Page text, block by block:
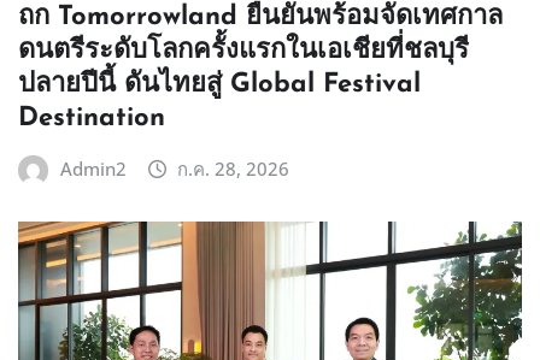
ถก Tomorrowland ยืนยันพร้อมจัดเทศกาล
ดนตรีระดับโลกครั้งแรกในเอเชียที่ชลบุรี
ปลายปีนี้ ดันไทยสู่ Global Festival
Destination
Admin2 ก.ค. 28, 2026